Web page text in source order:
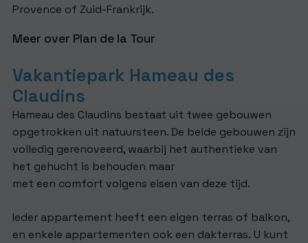
Provence of Zuid-Frankrijk.
Meer over Plan de la Tour
Vakantiepark Hameau des
Claudins
Hameau des Claudins bestaat uit twee gebouwen
opgetrokken uit natuursteen. De beide gebouwen zijn
volledig gerenoveerd, waarbij het authentieke van
het gehucht is behouden maar
met een comfort volgens eisen van deze tijd.
Ieder appartement heeft een eigen terras of balkon,
en enkele appartementen ook een dakterras. U kunt